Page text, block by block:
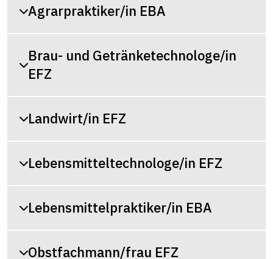
Agrarpraktiker/in EBA
Brau- und Getränketechnologe/in
EFZ
Landwirt/in EFZ
Lebensmitteltechnologe/in EFZ
Lebensmittelpraktiker/in EBA
Obstfachmann/frau EFZ